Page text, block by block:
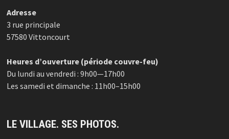
Adresse
3 rue principale
57580 Vittoncourt
Heures d’ouverture (période couvre-feu)
Du lundi au vendredi : 9h00—17h00
Les samedi et dimanche : 11h00–15h00
LE VILLAGE. SES PHOTOS.